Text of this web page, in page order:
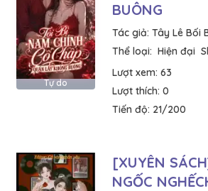
Tự do
BUÔNG
Tác giả: Tây Lê Bối
Thể loại: Hiện đại
Lượt xem: 63
Lượt thích: 0
Tiến độ: 21/200
[XUYÊN
NGỐC